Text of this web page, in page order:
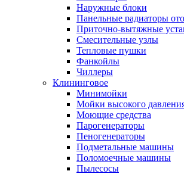
Наружные блоки
Панельные радиаторы
Приточно-вытяжные
Смесительные узлы
Тепловые пушки
Фанкойлы
Чиллеры
Клининговое
Минимойки
Мойки высокого
Моющие средства
Парогенераторы
Пеногенераторы
Подметальные машины
Поломоечные машины
Пылесосы